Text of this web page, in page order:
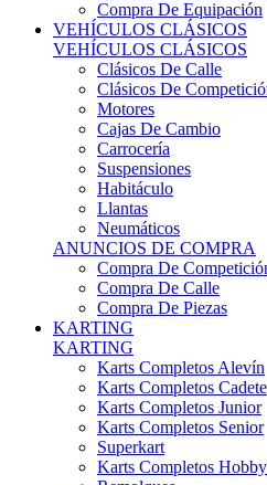
VEHÍCULOS CLÁSICOS
Clásicos De Calle
Clásicos De Competición
Motores
Cajas De Cambio
Carrocería
Suspensiones
Habitáculo
Llantas
Neumáticos
ANUNCIOS DE COMPRA
Compra De Competición
Compra De Calle
Compra De Piezas
KARTING
KARTING
Karts Completos Alevín
Karts Completos Cadete
Karts Completos Junior
Karts Completos Senior
Superkart
Karts Completos Hobbye
Remolques
PIEZAS Y EQUIPACIONES